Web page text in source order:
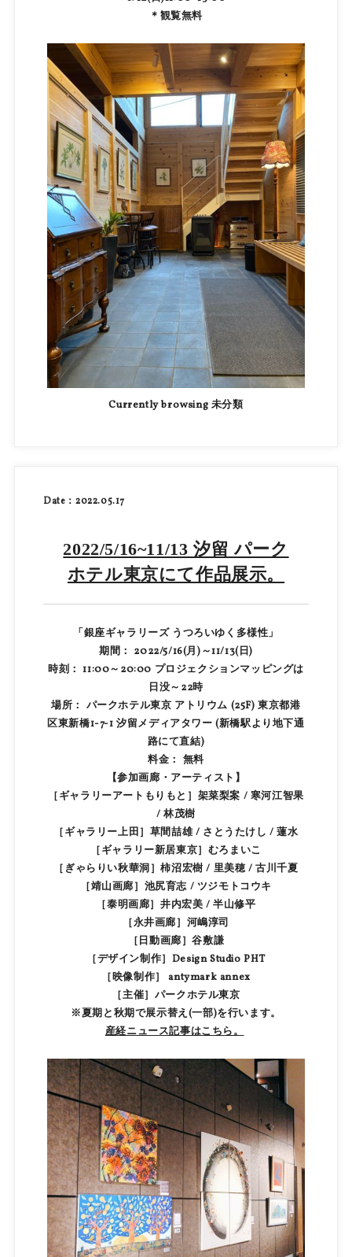
＊観覧無料
Currently browsing 未分類
Date：2022.05.17
2022/5/16~11/13 汐留 パーク
ホテル東京にて作品展示。
「銀座ギャラリーズ うつろいゆく多様性」
期間： 2022/5/16(月)～11/13(日)
時刻： 11:00～20:00 プロジェクションマッピングは
日没～22時
場所： パークホテル東京 アトリウム (25F) 東京都港
区東新橋1-7-1 汐留メディアタワー (新橋駅より地下通
路にて直結)
料金： 無料
【参加画廊・アーティスト】
［ギャラリーアートもりもと］架菜梨案 / 寒河江智果
/ 林茂樹
［ギャラリー上田］草間喆雄 / さとうたけし / 蓮水
［ギャラリー新居東京］むろまいこ
［ぎゃらりい秋華洞］柿沼宏樹 / 里美穂 / 古川千夏
［靖山画廊］池尻育志 / ツジモトコウキ
［泰明画廊］井内宏美 / 半山修平
［永井画廊］河嶋淳司
［日動画廊］谷敷謙
［デザイン制作］Design Studio PHT
［映像制作］ antymark annex
［主催］パークホテル東京
※夏期と秋期で展示替え(一部)を行います。
産経ニュース記事はこちら。